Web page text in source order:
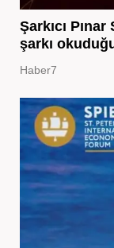
Şarkıcı
şarkı
Haber7